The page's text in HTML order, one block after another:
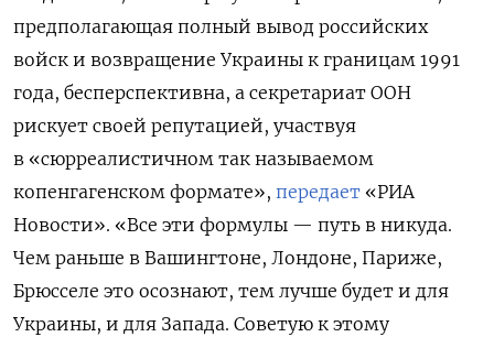
предполагающая полный вывод российских
войск и возвращение Украины к границам 1991
года, бесперспективна, а секретариат ООН
рискует своей репутацией, участвуя
в «сюрреалистичном так называемом
копенгагенском формате», передает «РИА
Новости». «Все эти формулы — путь в никуда.
Чем раньше в Вашингтоне, Лондоне, Париже,
Брюсселе это осознают, тем лучше будет и для
Украины, и для Запада. Советую к этому